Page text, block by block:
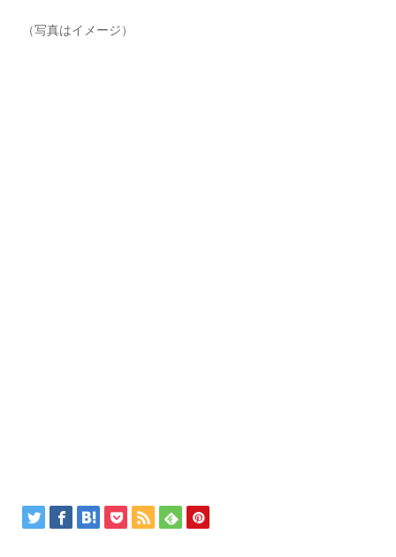
（写真はイメージ）